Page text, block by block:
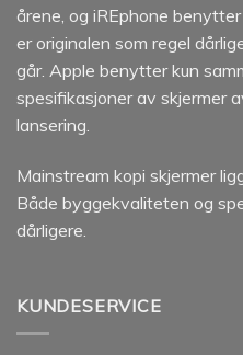
årene, og iREphone
er originalen som regel
går. Apple benytter kun
spesifikasjoner av skjermer
lansering.
Mainstream kopi skjermer
Både byggekvaliteten og
dårligere.
KUNDESERVICE